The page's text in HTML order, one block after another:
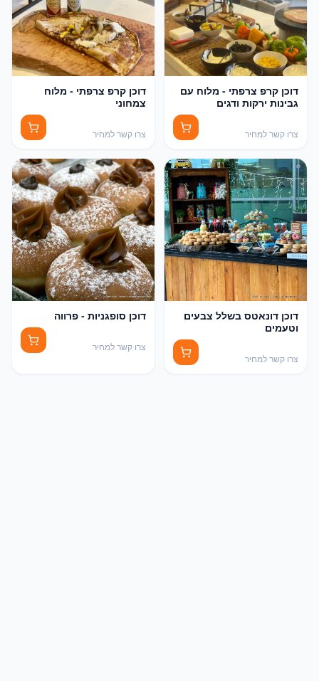
דוכן קרפ צרפתי - מלוח עם
גבינות ירקות ודגים
צרו קשר למחיר
דוכן קרפ צרפתי - מלוח
צמחוני
צרו קשר למחיר
דוכן דונאטס בשלל צבעים
וטעמים
צרו קשר למחיר
דוכן סופגניות - פרווה
צרו קשר למחיר